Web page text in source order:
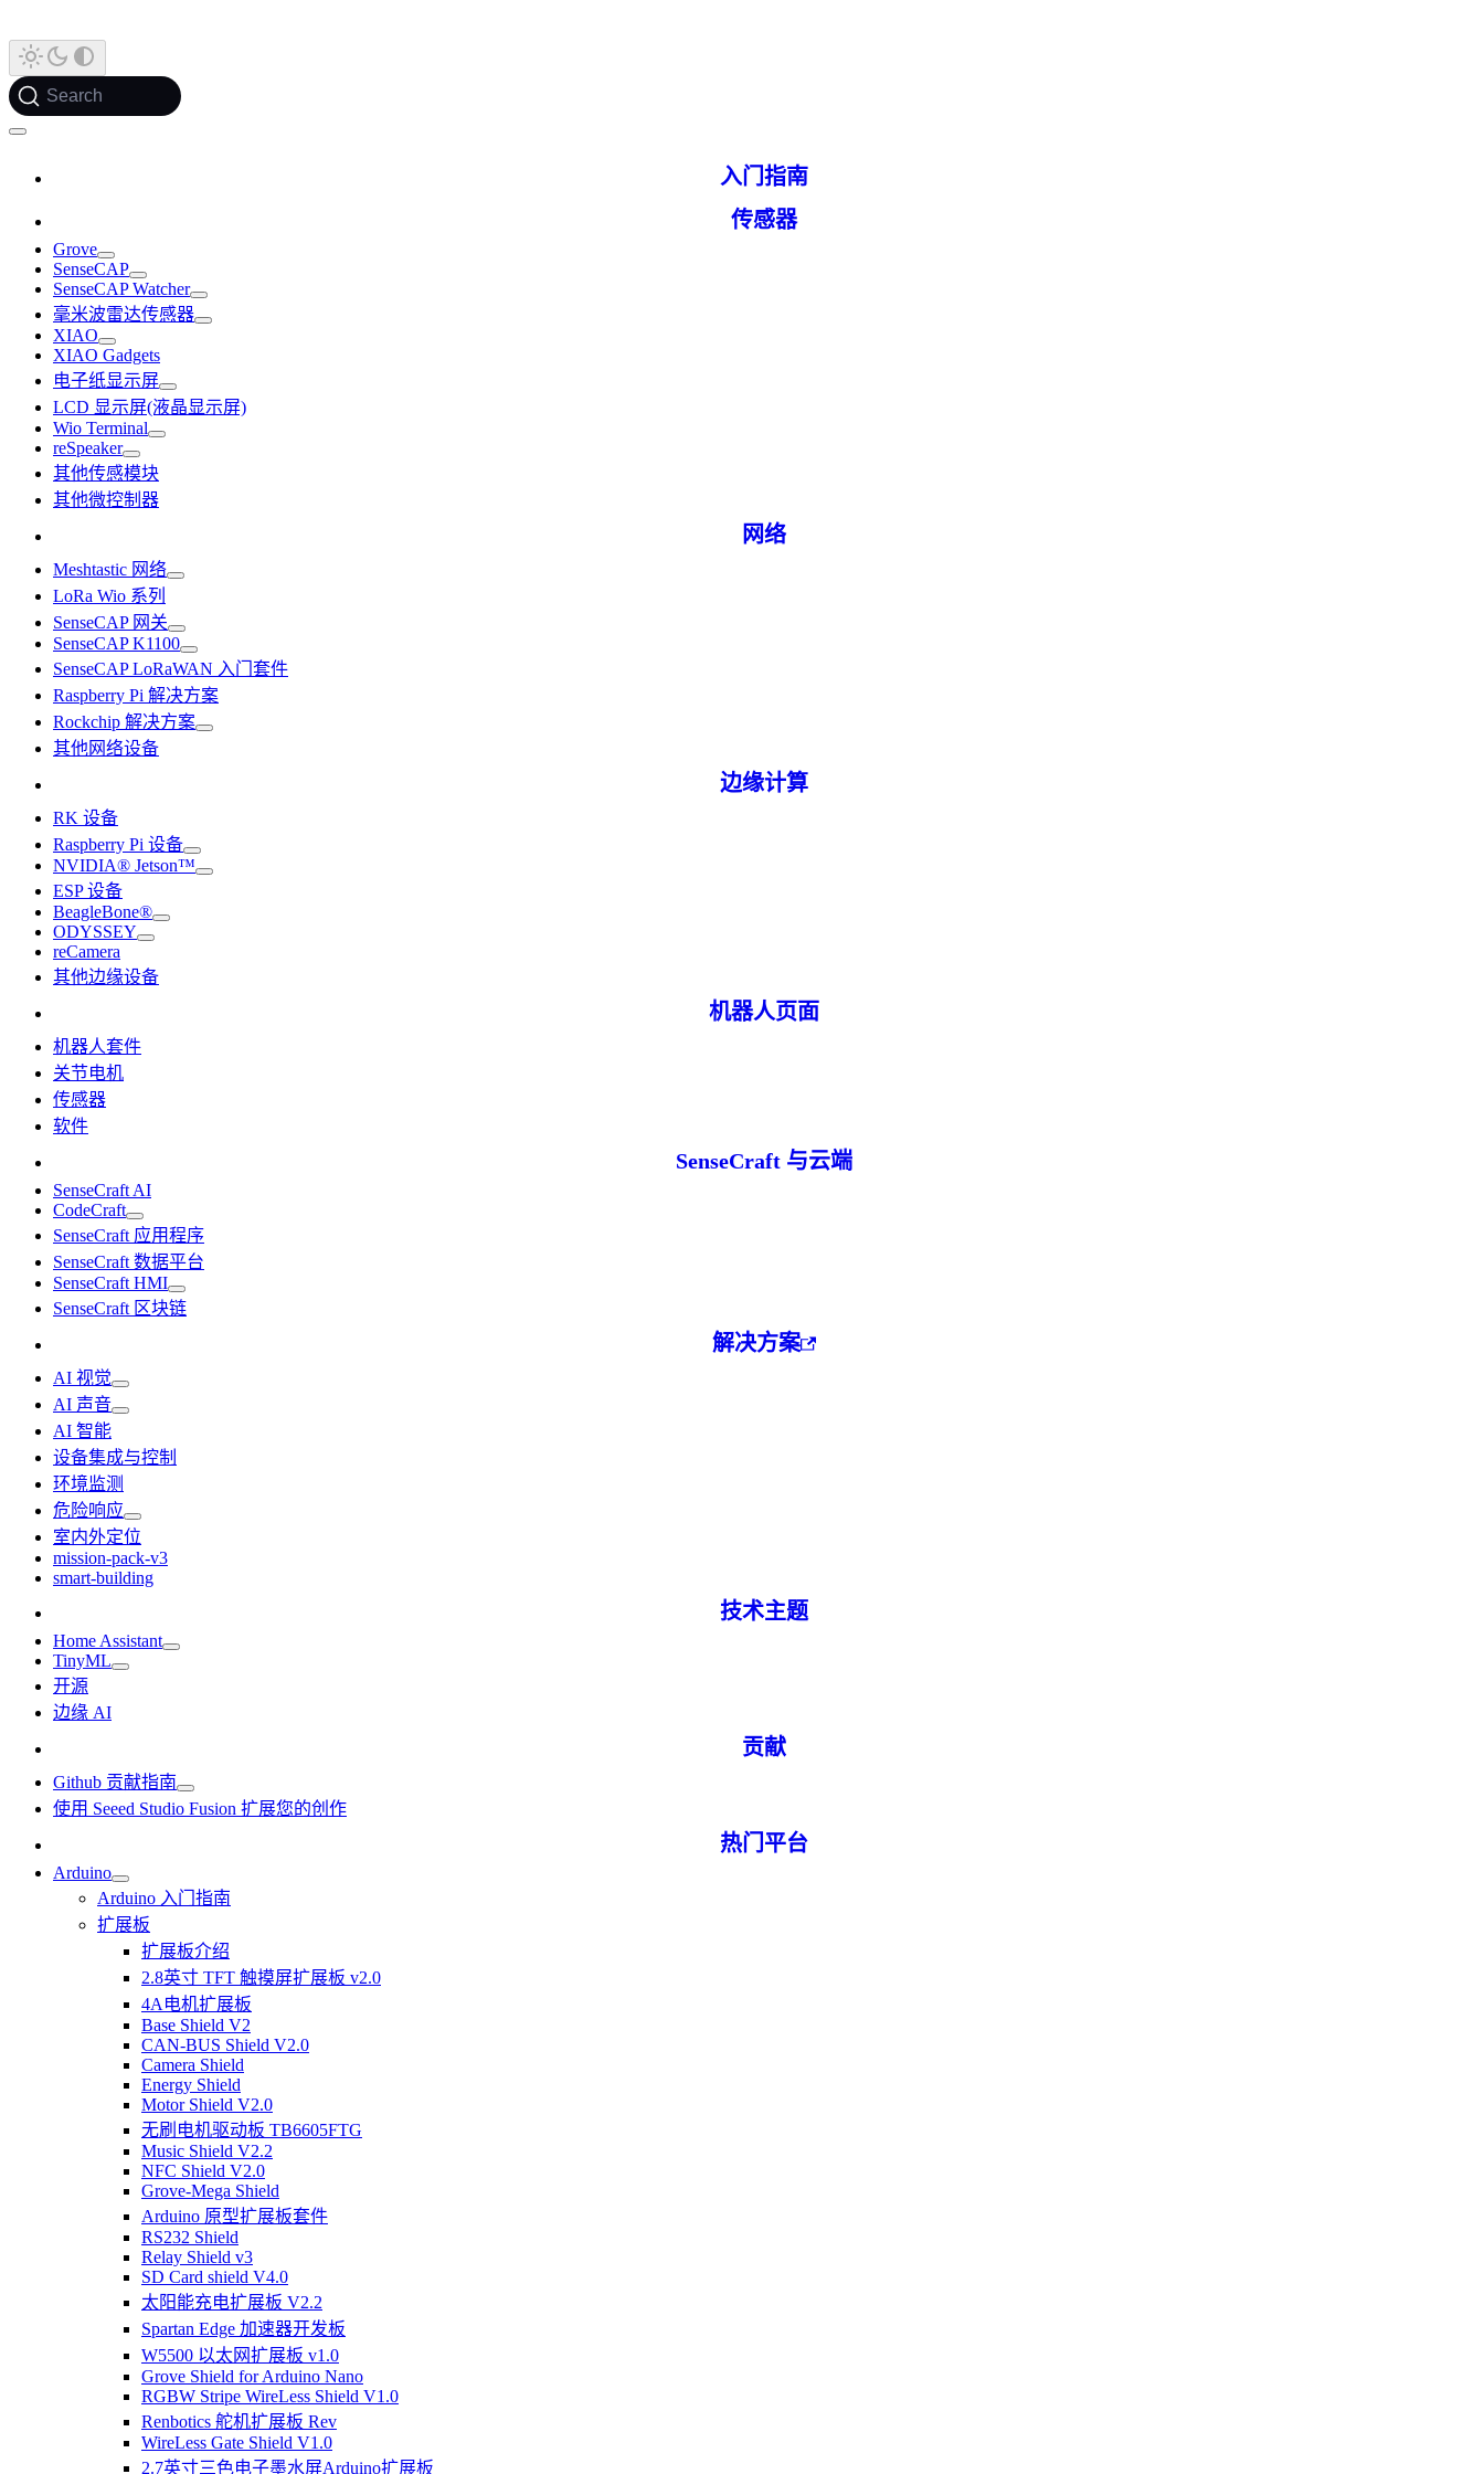
Search
入门指南
传感器
Grove
SenseCAP
SenseCAP Watcher
毫米波雷达传感器
XIAO
XIAO Gadgets
电子纸显示屏
LCD 显示屏(液晶显示屏)
Wio Terminal
reSpeaker
其他传感模块
其他微控制器
网络
Meshtastic 网络
LoRa Wio 系列
SenseCAP 网关
SenseCAP K1100
SenseCAP LoRaWAN 入门套件
Raspberry Pi 解决方案
Rockchip 解决方案
其他网络设备
边缘计算
RK 设备
Raspberry Pi 设备
NVIDIA® Jetson™
ESP 设备
BeagleBone®
ODYSSEY
reCamera
其他边缘设备
机器人页面
机器人套件
关节电机
传感器
软件
SenseCraft 与云端
SenseCraft AI
CodeCraft
SenseCraft 应用程序
SenseCraft 数据平台
SenseCraft HMI
SenseCraft 区块链
解决方案
AI 视觉
AI 声音
AI 智能
设备集成与控制
环境监测
危险响应
室内外定位
mission-pack-v3
smart-building
技术主题
Home Assistant
TinyML
开源
边缘 AI
贡献
Github 贡献指南
使用 Seeed Studio Fusion 扩展您的创作
热门平台
Arduino
Arduino 入门指南
扩展板
扩展板介绍
2.8英寸 TFT 触摸屏扩展板 v2.0
4A电机扩展板
Base Shield V2
CAN-BUS Shield V2.0
Camera Shield
Energy Shield
Motor Shield V2.0
无刷电机驱动板 TB6605FTG
Music Shield V2.2
NFC Shield V2.0
Grove-Mega Shield
Arduino 原型扩展板套件
RS232 Shield
Relay Shield v3
SD Card shield V4.0
太阳能充电扩展板 V2.2
Spartan Edge 加速器开发板
W5500 以太网扩展板 v1.0
Grove Shield for Arduino Nano
RGBW Stripe WireLess Shield V1.0
Renbotics 舵机扩展板 Rev
WireLess Gate Shield V1.0
2.7英寸三色电子墨水屏Arduino扩展板